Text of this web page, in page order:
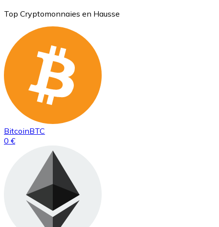
Top Cryptomonnaies en Hausse
BitcoinBTC
0 €